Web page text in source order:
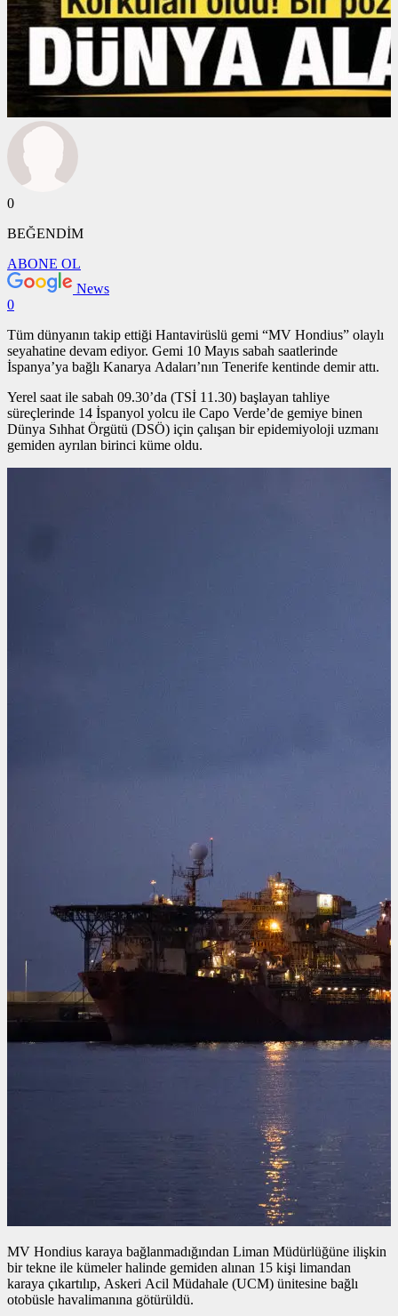
0
BEĞENDİM
ABONE OL
News
0
Tüm dünyanın takip ettiği Hantavirüslü gemi “MV Hondius” olaylı
seyahatine devam ediyor. Gemi 10 Mayıs sabah saatlerinde
İspanya’ya bağlı Kanarya Adaları’nın Tenerife kentinde demir attı.
Yerel saat ile sabah 09.30’da (TSİ 11.30) başlayan tahliye
süreçlerinde 14 İspanyol yolcu ile Capo Verde’de gemiye binen
Dünya Sıhhat Örgütü (DSÖ) için çalışan bir epidemiyoloji uzmanı
gemiden ayrılan birinci küme oldu.
MV Hondius karaya bağlanmadığından Liman Müdürlüğüne ilişkin
bir tekne ile kümeler halinde gemiden alınan 15 kişi limandan
karaya çıkartılıp, Askeri Acil Müdahale (UCM) ünitesine bağlı
otobüsle havalimanına götürüldü.